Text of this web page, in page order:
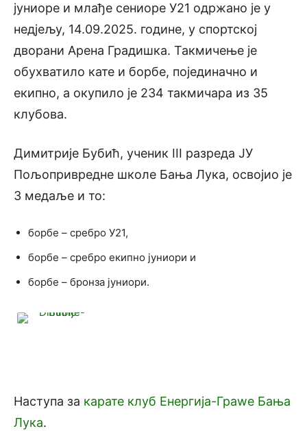
јуниоре и млађе сениоре У21 одржано је у
недјељу, 14.09.2025. године, у спортској
дворани Арена Градишка. Такмичење је
обухватило кате и борбе, појединачно и
екипно, а окупило је 234 такмичара из 35
клубова.
Димитрије Бубић, ученик III разреда ЈУ
Пољопривредне школе Бања Лука, освојио је
3 медаље и то:
борбе – сребро У21,
борбе – сребро екипно јуниори и
борбе – бронза јуниори.
Наступа за карате клуб Енергија-Граwе Бања
Лука.